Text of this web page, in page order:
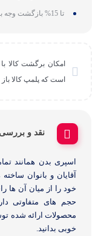
تا 15% بازگشت وجه با پرداخت نقدی
امکان برگشت کالا
است که پلمپ کالا
نقد و بررسی
اسپری بدن همانند
آقایان و بانوان
خود را از میان آن ها
حجم های متفاوتی
محصولات ارائه شده
خوبی بدانید.